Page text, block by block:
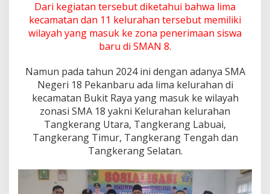
i
k
a
i
Dari kegiatan tersebut diketahui bahwa lima
kecamatan dan 11 kelurahan tersebut memiliki
wilayah yang masuk ke zona penerimaan siswa
baru di SMAN 8.
Namun pada tahun 2024 ini dengan adanya SMA
Negeri 18 Pekanbaru ada lima kelurahan di
kecamatan Bukit Raya yang masuk ke wilayah
zonasi SMA 18 yakni Kelurahan kelurahan
Tangkerang Utara, Tangkerang Labuai,
Tangkerang Timur, Tangkerang Tengah dan
Tangkerang Selatan.